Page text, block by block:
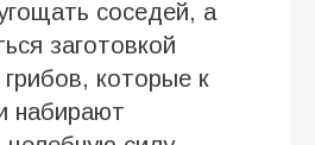
соседей, а
заготовкой
которые к
набирают